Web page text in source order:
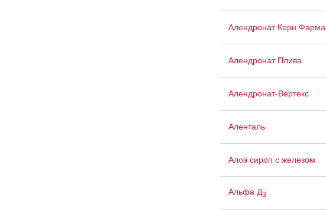
Алендронат Керн Фарма
Алендронат Плива
Алендронат-Вертекс
Аленталь
Алоэ сироп с железом
Альфа Д3